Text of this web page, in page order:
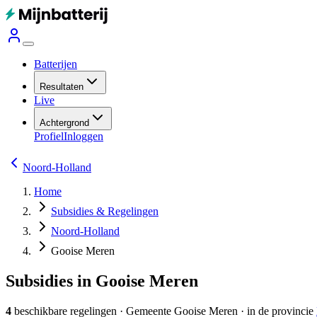
Batterijen
Resultaten
Live
Achtergrond
ProfielInloggen
Noord-Holland
Home
Subsidies & Regelingen
Noord-Holland
Gooise Meren
Subsidies in Gooise Meren
4 beschikbare regelingen · Gemeente Gooise Meren · in de provincie